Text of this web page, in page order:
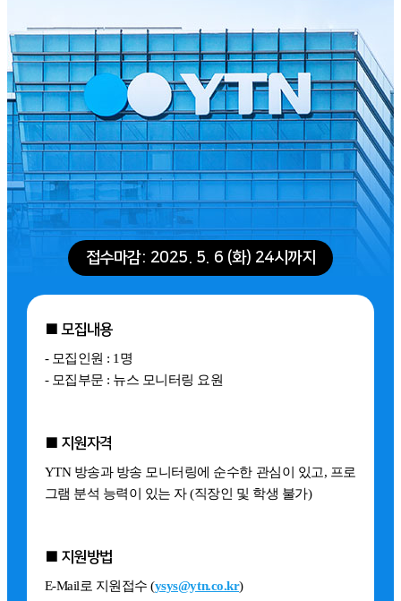
접수마감: 2025. 5. 6 (화) 24시까지
■ 모집내용
- 모집인원 : 1명
- 모집부문 : 뉴스 모니터링 요원
■ 지원자격
YTN 방송과 방송 모니터링에 순수한 관심이 있고, 프로
그램 분석 능력이 있는 자 (직장인 및 학생 불가)
■ 지원방법
E-Mail로 지원접수 (ysys@ytn.co.kr)